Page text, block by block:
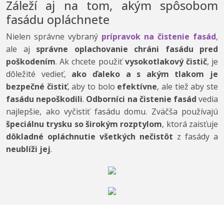
Záleží aj na tom, akým spôsobom
fasádu opláchnete
Nielen správne vybraný prípravok na čistenie fasád,
ale aj správne oplachovanie chráni fasádu pred
poškodením. Ak chcete použiťvysokotlakový čistič, je
dôležité vedieť, ako ďaleko a s akým tlakom je
bezpečné čistiť, aby to bolo efektívne, ale tiež aby ste
fasádu nepoškodili. Odborníci na čistenie fasád vedia
najlepšie, ako vyčistiť fasádu domu. Zväčša používajú
špeciálnu trysku so širokým rozptylom, ktorá zaisťuje
dôkladné opláchnutie všetkých nečistôt z fasády a
neublíži jej.